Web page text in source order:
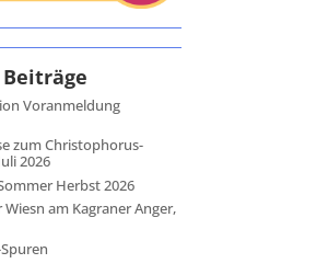
Voranmeldung
zum Christophorus-
2026
Herbst 2026
Wiesn am Kagraner Anger,